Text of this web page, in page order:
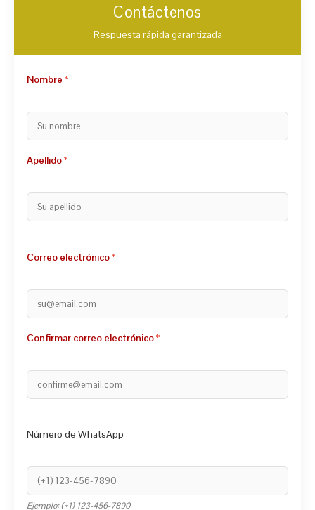
Contáctenos
Respuesta rápida garantizada
Nombre
Apellido
Correo electrónico
Confirmar correo electrónico
Número de WhatsApp
Ejemplo: (+1) 123-456-7890